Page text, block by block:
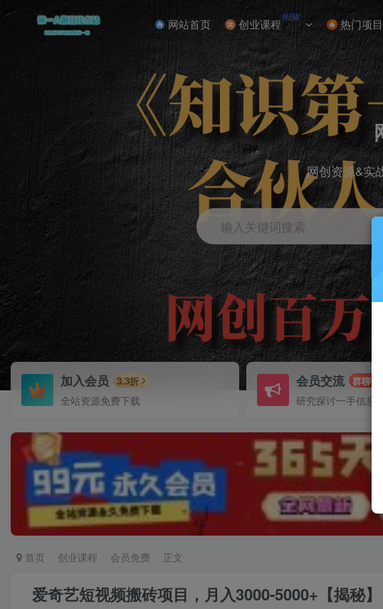
网站首页 创业课程NEW 热门项目
网创资源&实
输入关键词搜索
加入会员 3.3折
全站资源免费下载
会员交流 群聊
研究探讨一手信息
首页 创业课程 会员免费 正文
爱奇艺短视频搬砖项目，月入3000-5000+【揭秘】